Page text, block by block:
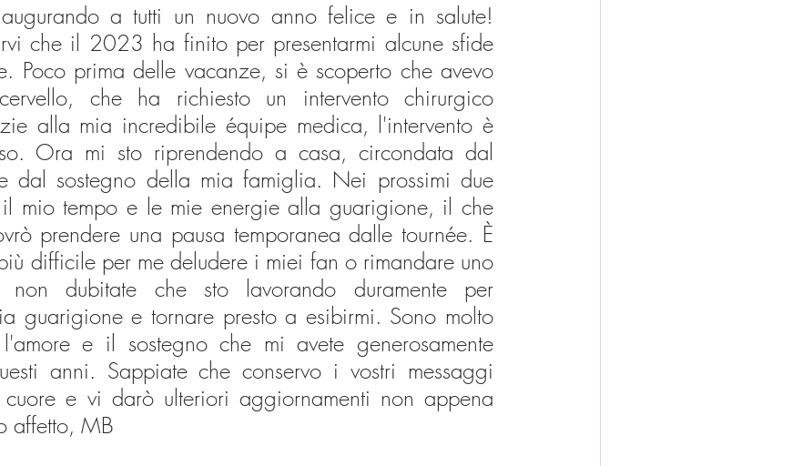
a tutti un nuovo anno felice e in salute!
che il 2023 ha finito per presentarmi alcune sfide
Poco prima delle vacanze, si è scoperto che avevo
che ha richiesto un intervento chirurgico
alla mia incredibile équipe medica, l'intervento è
Ora mi sto riprendendo a casa, circondata dal
dal sostegno della mia famiglia. Nei prossimi due
mio tempo e le mie energie alla guarigione, il che
prendere una pausa temporanea dalle tournée. È
difficile per me deludere i miei fan o rimandare uno
non dubitate che sto lavorando duramente per
guarigione e tornare presto a esibirmi. Sono molto
e il sostegno che mi avete generosamente
anni. Sappiate che conservo i vostri messaggi
e vi darò ulteriori aggiornamenti non appena
affetto, MB